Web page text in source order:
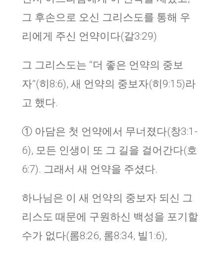
그 후손으로 오신 그리스도를 통해 우
리에게 주신 언약이다(갈3:29)
그 그리스도는 “더 좋은 언약의 중보
자”(히8:6), 새 언약의 중보자(히9:15)라
고 했다.
① 아담은 첫 언약에서 무너졌다(창3:1-
6), 모든 인생이 또 그 길을 걸어간다(호
6:7). 그래서 새 언약을 주셨다.
하나님은 이 새 언약의 중보자 되신 그
리스도 때문에 구원하신 백성을 포기할
수가 없다(롬8:26, 롬8:34, 빌1:6),